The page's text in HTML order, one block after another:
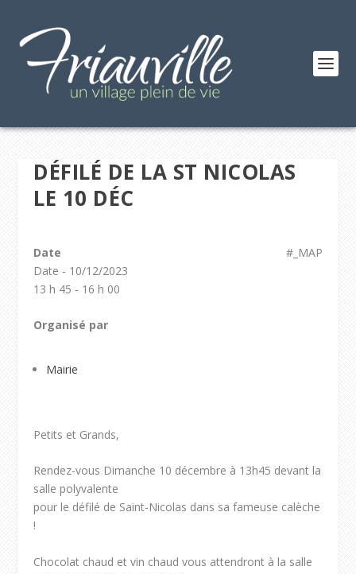
DÉFILÉ DE LA ST NICOLAS
LE 10 DÉC
#_MAP
Date
Date - 10/12/2023
13 h 45 - 16 h 00
Organisé par
Mairie
Petits et Grands,
Rendez-vous Dimanche 10 décembre à 13h45 devant la
salle polyvalente
pour le défilé de Saint-Nicolas dans sa fameuse calèche
!
Chocolat chaud et vin chaud vous attendront à la salle